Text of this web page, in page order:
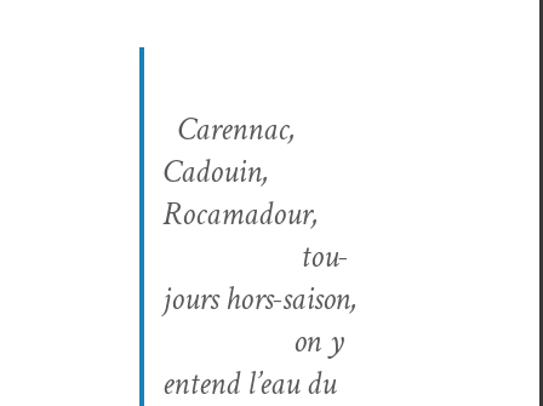
Carennac,
Cadouin,
Rocamadour,
tou­
jours hors-saison,
on y
entend l’eau du